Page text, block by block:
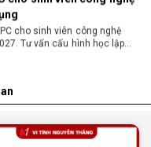
laptop hay PC ?
laptop hay PC? Đây là băn
sinh viên khi chọn máy học
tích để chọn thiết bị chuẩn
15–20 Triệu 2026: Cấu
Tiền?
15–20 triệu phù hợp ngành
phá cách chọn cấu hình,